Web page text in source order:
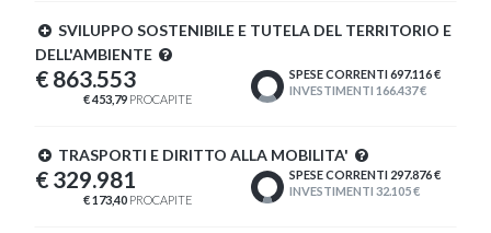
SVILUPPO SOSTENIBILE E TUTELA DEL TERRITORIO E
DELL'AMBIENTE
€ 863.553
€ 453,79 PROCAPITE
SPESE CORRENTI 697.116 €
INVESTIMENTI 166.437 €
TRASPORTI E DIRITTO ALLA MOBILITA'
€ 329.981
€ 173,40 PROCAPITE
SPESE CORRENTI 297.876 €
INVESTIMENTI 32.105 €